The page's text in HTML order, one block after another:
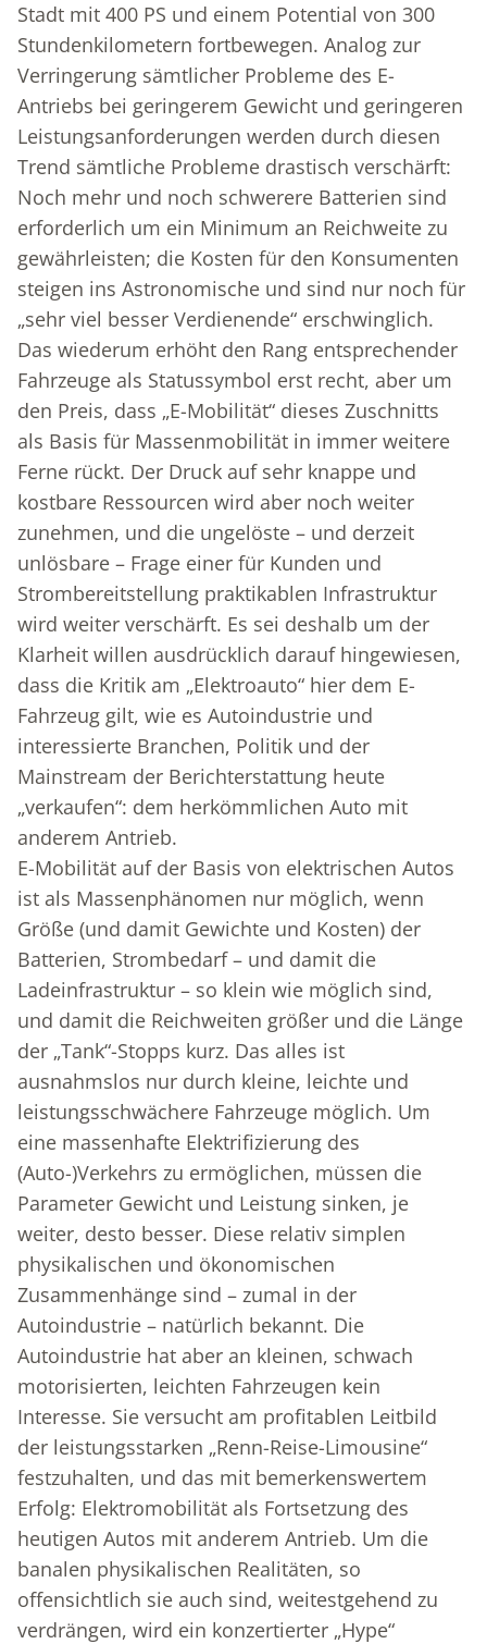
Stadt mit 400 PS und einem Potential von 300
Stundenkilometern fortbewegen. Analog zur
Verringerung sämtlicher Probleme des E-
Antriebs bei geringerem Gewicht und geringeren
Leistungsanforderungen werden durch diesen
Trend sämtliche Probleme drastisch verschärft:
Noch mehr und noch schwerere Batterien sind
erforderlich um ein Minimum an Reichweite zu
gewährleisten; die Kosten für den Konsumenten
steigen ins Astronomische und sind nur noch für
„sehr viel besser Verdienende“ erschwinglich.
Das wiederum erhöht den Rang entsprechender
Fahrzeuge als Statussymbol erst recht, aber um
den Preis, dass „E-Mobilität“ dieses Zuschnitts
als Basis für Massenmobilität in immer weitere
Ferne rückt. Der Druck auf sehr knappe und
kostbare Ressourcen wird aber noch weiter
zunehmen, und die ungelöste – und derzeit
unlösbare – Frage einer für Kunden und
Strombereitstellung praktikablen Infrastruktur
wird weiter verschärft. Es sei deshalb um der
Klarheit willen ausdrücklich darauf hingewiesen,
dass die Kritik am „Elektroauto“ hier dem E-
Fahrzeug gilt, wie es Autoindustrie und
interessierte Branchen, Politik und der
Mainstream der Berichterstattung heute
„verkaufen“: dem herkömmlichen Auto mit
anderem Antrieb.
E-Mobilität auf der Basis von elektrischen Autos
ist als Massenphänomen nur möglich, wenn
Größe (und damit Gewichte und Kosten) der
Batterien, Strombedarf – und damit die
Ladeinfrastruktur – so klein wie möglich sind,
und damit die Reichweiten größer und die Länge
der „Tank“-Stopps kurz. Das alles ist
ausnahmslos nur durch kleine, leichte und
leistungsschwächere Fahrzeuge möglich. Um
eine massenhafte Elektrifizierung des
(Auto-)Verkehrs zu ermöglichen, müssen die
Parameter Gewicht und Leistung sinken, je
weiter, desto besser. Diese relativ simplen
physikalischen und ökonomischen
Zusammenhänge sind – zumal in der
Autoindustrie – natürlich bekannt. Die
Autoindustrie hat aber an kleinen, schwach
motorisierten, leichten Fahrzeugen kein
Interesse. Sie versucht am profitablen Leitbild
der leistungsstarken „Renn-Reise-Limousine“
festzuhalten, und das mit bemerkenswertem
Erfolg: Elektromobilität als Fortsetzung des
heutigen Autos mit anderem Antrieb. Um die
banalen physikalischen Realitäten, so
offensichtlich sie auch sind, weitestgehend zu
verdrängen, wird ein konzertierter „Hype“